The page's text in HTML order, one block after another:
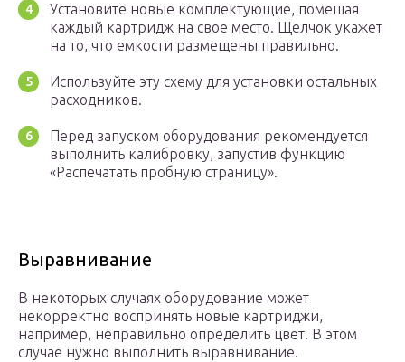
Установите новые комплектующие, помещая
каждый картридж на свое место. Щелчок укажет
на то, что емкости размещены правильно.
Используйте эту схему для установки остальных
расходников.
Перед запуском оборудования рекомендуется
выполнить калибровку, запустив функцию
«Распечатать пробную страницу».
Выравнивание
В некоторых случаях оборудование может
некорректно воспринять новые картриджи,
например, неправильно определить цвет. В этом
случае нужно выполнить выравнивание.